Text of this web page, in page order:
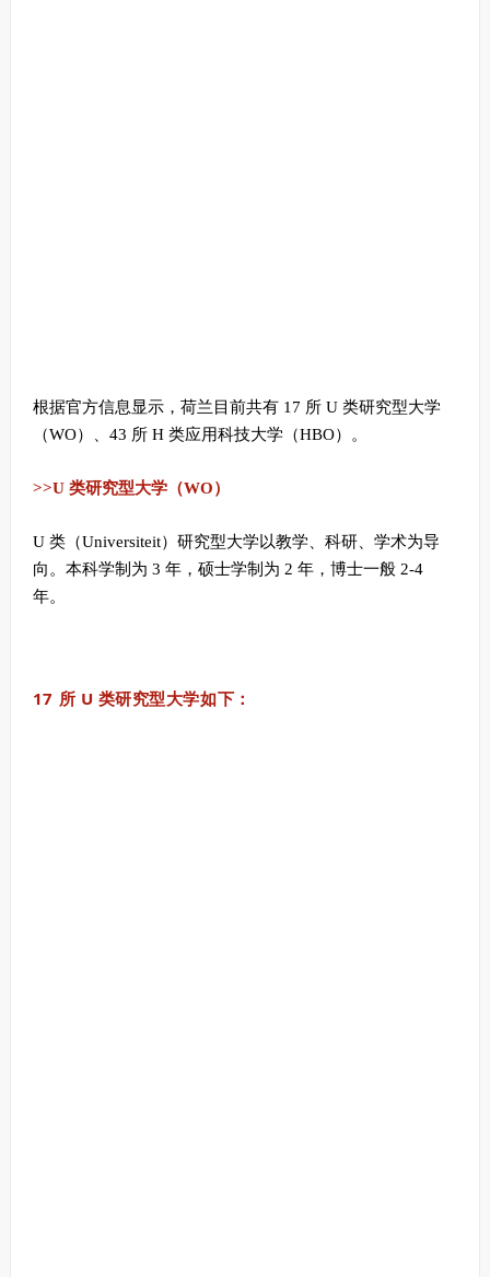
根据官方信息显示，荷兰目前共有 17 所 U 类研究型大学
（WO）、43 所 H 类应用科技大学（HBO）。
>>U 类研究型大学（WO）
U 类（Universiteit）研究型大学以教学、科研、学术为导
向。本科学制为 3 年，硕士学制为 2 年，博士一般 2-4
年。
17 所 U 类研究型大学如下：